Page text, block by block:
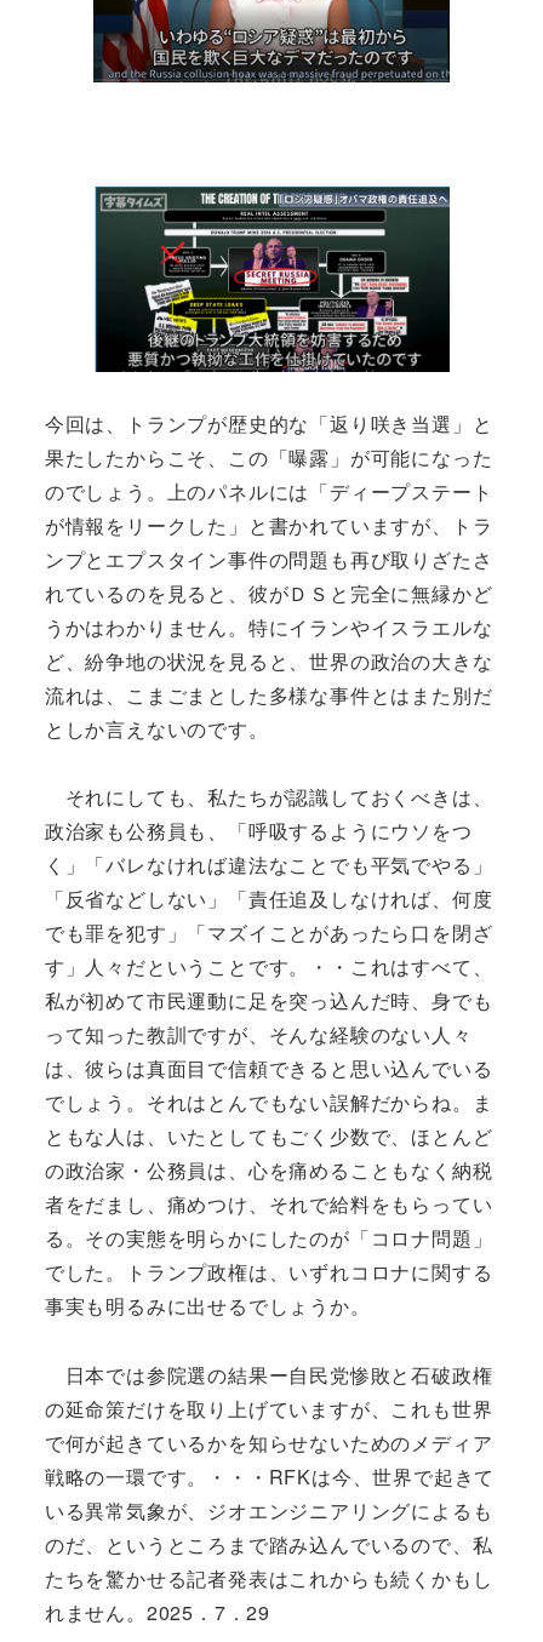
今回は、トランプが歴史的な「返り咲き当選」と
果たしたからこそ、この「曝露」が可能になった
のでしょう。上のパネルには「ディープステート
が情報をリークした」と書かれていますが、トラ
ンプとエプスタイン事件の問題も再び取りざたさ
れているのを見ると、彼がＤＳと完全に無縁かど
うかはわかりません。特にイランやイスラエルな
ど、紛争地の状況を見ると、世界の政治の大きな
流れは、こまごまとした多様な事件とはまた別だ
としか言えないのです。
それにしても、私たちが認識しておくべきは、
政治家も公務員も、「呼吸するようにウソをつ
く」「バレなければ違法なことでも平気でやる」
「反省などしない」「責任追及しなければ、何度
でも罪を犯す」「マズイことがあったら口を閉ざ
す」人々だということです。・・これはすべて、
私が初めて市民運動に足を突っ込んだ時、身でも
って知った教訓ですが、そんな経験のない人々
は、彼らは真面目で信頼できると思い込んでいる
でしょう。それはとんでもない誤解だからね。ま
ともな人は、いたとしてもごく少数で、ほとんど
の政治家・公務員は、心を痛めることもなく納税
者をだまし、痛めつけ、それで給料をもらってい
る。その実態を明らかにしたのが「コロナ問題」
でした。トランプ政権は、いずれコロナに関する
事実も明るみに出せるでしょうか。
日本では参院選の結果ー自民党惨敗と石破政権
の延命策だけを取り上げていますが、これも世界
で何が起きているかを知らせないためのメディア
戦略の一環です。・・・RFKは今、世界で起きて
いる異常気象が、ジオエンジニアリングによるも
のだ、というところまで踏み込んでいるので、私
たちを驚かせる記者発表はこれからも続くかもし
れません。2025．7．29